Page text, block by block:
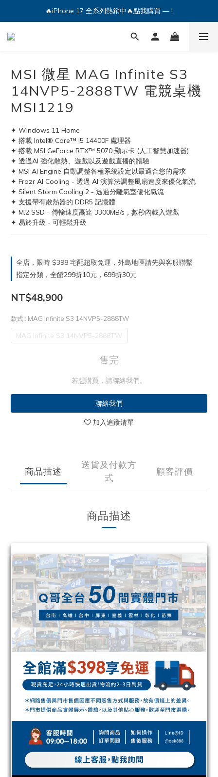
🔥iPhone 17 全系列熱銷中🔥點我購買 — !
💕加入Q哥 Line 新好友領優惠券！🎫
🔥iPhone 17 全系列熱銷中🔥點我購買 — !
MSI 微星 MAG Infinite S3
14NVP5-2888TW 電競桌機
MSI1219
✦ Windows 11 Home
✦ 搭載 Intel® Core™ i5 14400F 處理器
✦ 搭載 MSI GeForce RTX™ 5070 顯示卡 (人工智慧加速器)
✦ 透過AI 強化散熱、遊戲以及遊戲直播的體驗
✦ MSI AI Engine 自動調整各種系統設定以最適合您的需求
✦ Frozr AI Cooling - 透過 AI 演算法調整風扇速度來優化氣流
✦ Silent Storm Cooling 2 - 透過分離氣室優化氣流
✦ 支援帶有散熱器的 DDR5 記憶體
✦ M.2 SSD - 傳輸速度高達 3300MB/s，數秒內載入遊戲
✦ 易於升級 - 可輕鬆升級
全店，限時 $398 宅配超取免運，外島地區請先與客服聯繫
指定分類，全館299折10元，699折30元
NT$48,900
款式 : MAG Infinite S3 14NVP5-2888TW
MAG Infinite S3 14NVP5-2888TW
售完
若想購買，請聯絡我們。
聯絡我們
加入追蹤清單
商品描述
送貨及付款方
式
顧客評價
商品描述